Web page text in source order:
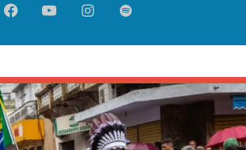
FacebookYouTubeInstagram
Spotify